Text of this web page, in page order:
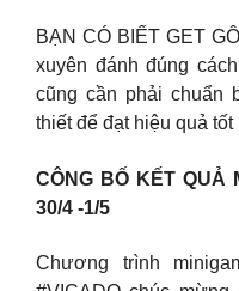
BẠN CÓ BIẾT GET
xuyên đánh đúng
cũng cần phải chuẩn
thiết để đạt hiệu quả tốt
CÔNG BỐ KẾT QUẢ
30/4 -1/5
Chương trình